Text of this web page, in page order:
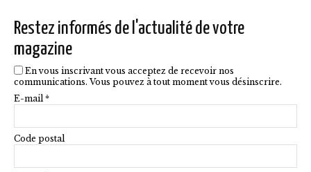
la
produit
Restez informés de l'actualité de votre
magazine
En vous inscrivant vous acceptez de recevoir nos
communications. Vous pouvez à tout moment vous désinscrire.
E-mail *
Code postal